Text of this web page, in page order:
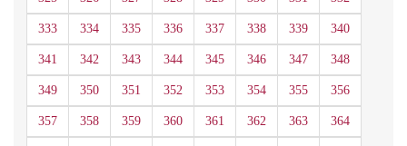
333 334 335 336 337 338 339 340
341 342 343 344 345 346 347 348
349 350 351 352 353 354 355 356
357 358 359 360 361 362 363 364